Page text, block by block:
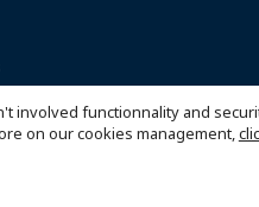
involved functionnality and
on our cookies management,